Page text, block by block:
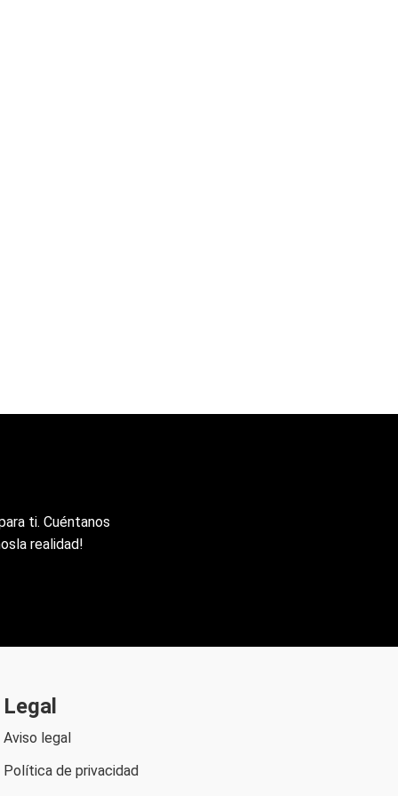
ti. Cuéntanos
realidad!
Legal
Aviso legal
Política de privacidad